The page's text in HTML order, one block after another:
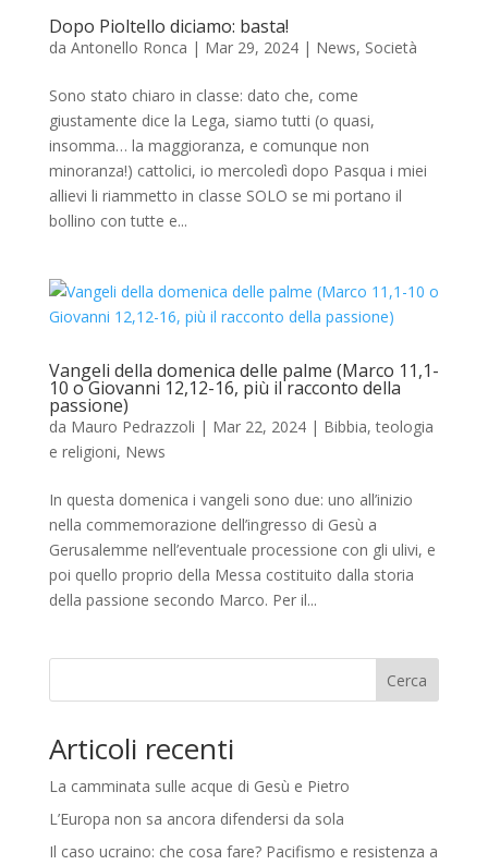
Dopo Pioltello diciamo: basta!
da Antonello Ronca | Mar 29, 2024| News, Società
Sono stato chiaro in classe: dato che, come
giustamente dice la Lega, siamo tutti (o quasi,
insomma… la maggioranza, e comunque non
minoranza!) cattolici, io mercoledì dopo Pasqua i miei
allievi li riammetto in classe SOLO se mi portano il
bollino con tutte e...
Vangeli della domenica delle palme (Marco 11,1-
10 o Giovanni 12,12-16, più il racconto della
passione)
da Mauro Pedrazzoli | Mar 22, 2024| Bibbia, teologia
e religioni, News
In questa domenica i vangeli sono due: uno all’inizio
nella commemorazione dell’ingresso di Gesù a
Gerusalemme nell’eventuale processione con gli ulivi, e
poi quello proprio della Messa costituito dalla storia
della passione secondo Marco. Per il...
Cerca
Articoli recenti
La camminata sulle acque di Gesù e Pietro
L’Europa non sa ancora difendersi da sola
Il caso ucraino: che cosa fare? Pacifismo e resistenza a